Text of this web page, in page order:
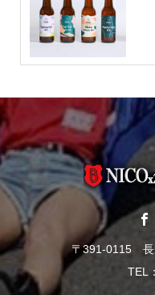
〒391-0115 長
TEL